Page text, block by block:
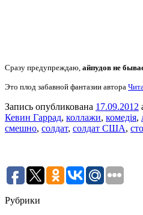
Сразу предупреждаю, айпудов не
Это плод забавной фантазии автора
Запись опубликована 17.09.2012
Кевин Гаррад, коллажи, комедія,
смешно, солдат, солдат США,
Рубрики